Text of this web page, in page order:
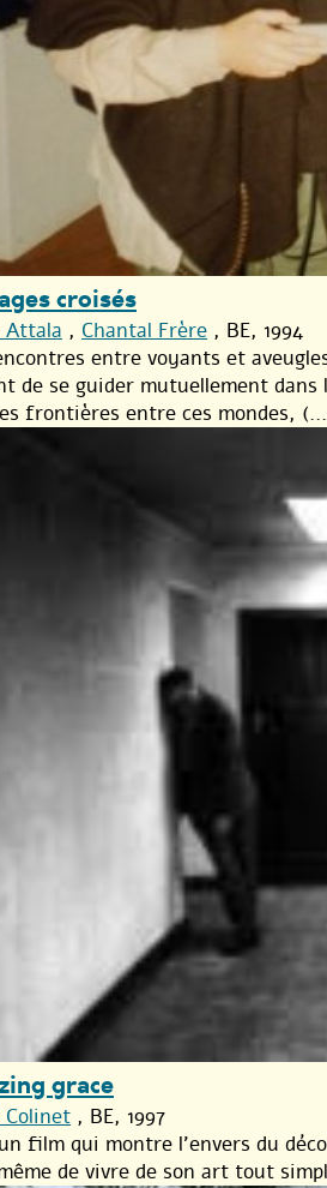
croisés
Attala , Chantal Frère , BE, 1994
entre voyants et
de se guider mutuellement
frontières entre ces mondes,
grace
Colinet , BE, 1997
un film qui montre l’envers du
de vivre de son art tout